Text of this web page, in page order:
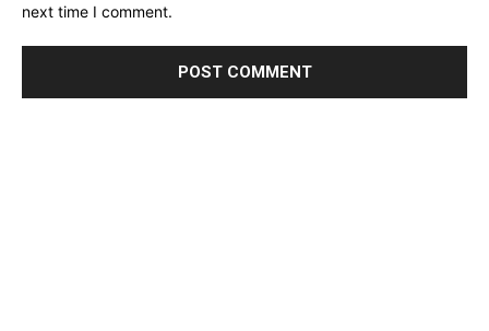
next time I comment.